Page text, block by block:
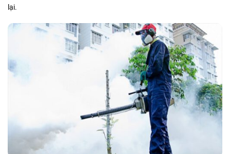
lại.